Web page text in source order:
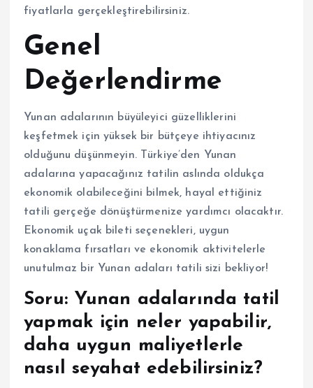
fiyatlarla gerçekleştirebilirsiniz.
Genel
Değerlendirme
Yunan adalarının büyüleyici güzelliklerini
keşfetmek için yüksek bir bütçeye ihtiyacınız
olduğunu düşünmeyin. Türkiye’den Yunan
adalarına yapacağınız tatilin aslında oldukça
ekonomik olabileceğini bilmek, hayal ettiğiniz
tatili gerçeğe dönüştürmenize yardımcı olacaktır.
Ekonomik uçak bileti seçenekleri, uygun
konaklama fırsatları ve ekonomik aktivitelerle
unutulmaz bir Yunan adaları tatili sizi bekliyor!
Soru: Yunan adalarında tatil
yapmak için neler yapabilir,
daha uygun maliyetlerle
nasıl seyahat edebilirsiniz?